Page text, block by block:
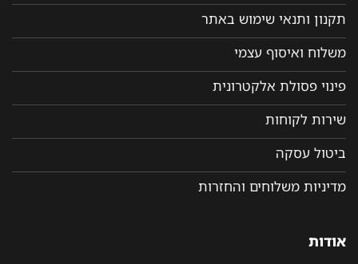
תקנון ותנאי שימוש באתר
משלוח ואיסוף עצמי
פינוי פסולת אלקטרונית
שירות לקוחות
ביטול עסקה
מדיניות משלוחים והחזרות
אודות